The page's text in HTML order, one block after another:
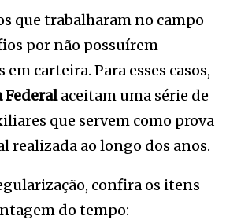
que trabalharam no campo
por não possuírem
carteira. Para esses casos,
Federalaceitam uma série de
que servem como prova
realizada ao longo dos anos.
confira os itens
do tempo: